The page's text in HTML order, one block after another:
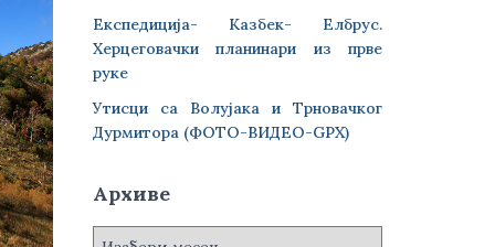
Експедиција- Казбек- Елбрус.
Херцеговачки планинари из прве
руке
Утисци са Волујака и Трновачког
Дурмитора (ФОТО-ВИДЕО-GPX)
Архиве